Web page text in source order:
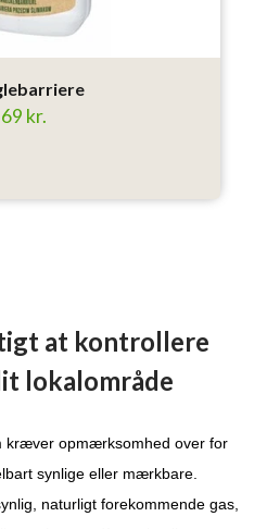
69 kr.
at kontrollere
lokalområde
kræver opmærksomhed over for
synlige eller mærkbare.
naturligt forekommende gas,